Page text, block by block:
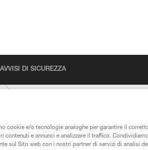
AVVISI DI SICUREZZA
cookie e/o tecnologie analoghe per garantire il
contenuti e annunci e analizzare il traffico.
sul Sito web con i nostri partner di servizi di analisi